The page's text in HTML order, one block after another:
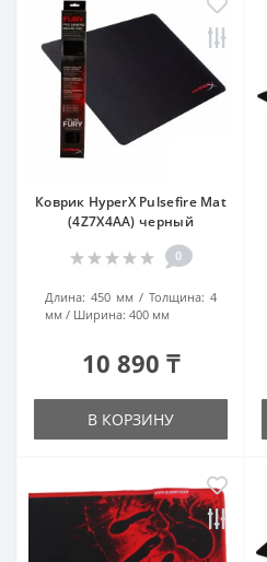
Коврик HyperX Pulsefire Mat
(4Z7X4AA) черный
0
Длина: 450 мм Толщина: 4
мм
Ширина: 400 мм
10 890 ₸
В КОРЗИНУ